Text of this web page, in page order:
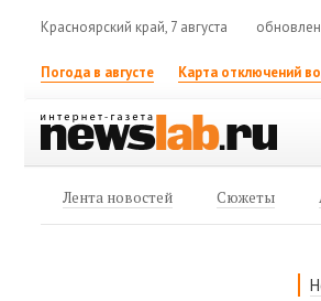
Красноярский край, 7 августа
Погода в августе Карта отключений
Лента новостей Сюжеты